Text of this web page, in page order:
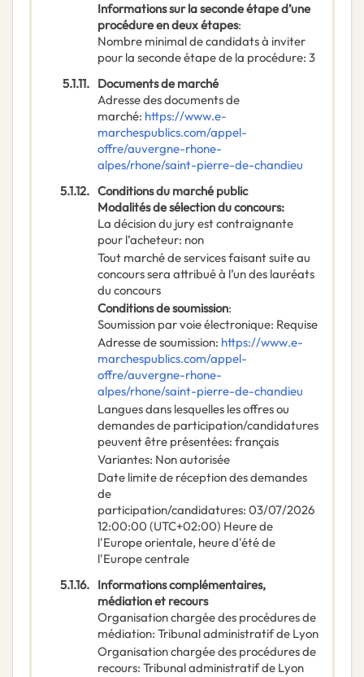
Informations sur la seconde étape d’une
procédure en deux étapes:
Nombre minimal de candidats à inviter
pour la seconde étape de la procédure: 3
5.1.11. Documents de marché
Adresse des documents de
marché: https://www.e-
marchespublics.com/appel-
offre/auvergne-rhone-
alpes/rhone/saint-pierre-de-chandieu
5.1.12. Conditions du marché public
Modalités de sélection du concours:
La décision du jury est contraignante
pour l’acheteur: non
Tout marché de services faisant suite au
concours sera attribué à l’un des lauréats
du concours
Conditions de soumission:
Soumission par voie électronique: Requise
Adresse de soumission: https://www.e-
marchespublics.com/appel-
offre/auvergne-rhone-
alpes/rhone/saint-pierre-de-chandieu
Langues dans lesquelles les offres ou
demandes de participation/candidatures
peuvent être présentées: français
Variantes: Non autorisée
Date limite de réception des demandes
de
participation/candidatures: 03/07/2026
12:00:00 (UTC+02:00) Heure de
l'Europe orientale, heure d'été de
l'Europe centrale
5.1.16. Informations complémentaires,
médiation et recours
Organisation chargée des procédures de
médiation: Tribunal administratif de Lyon
Organisation chargée des procédures de
recours: Tribunal administratif de Lyon